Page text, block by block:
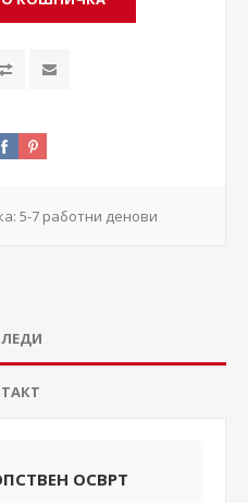
5-7 работни денови
ОСВРТ